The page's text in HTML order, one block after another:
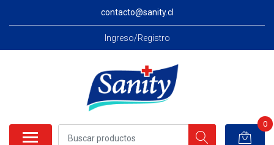
contacto@sanity.cl
Ingreso/Registro
0